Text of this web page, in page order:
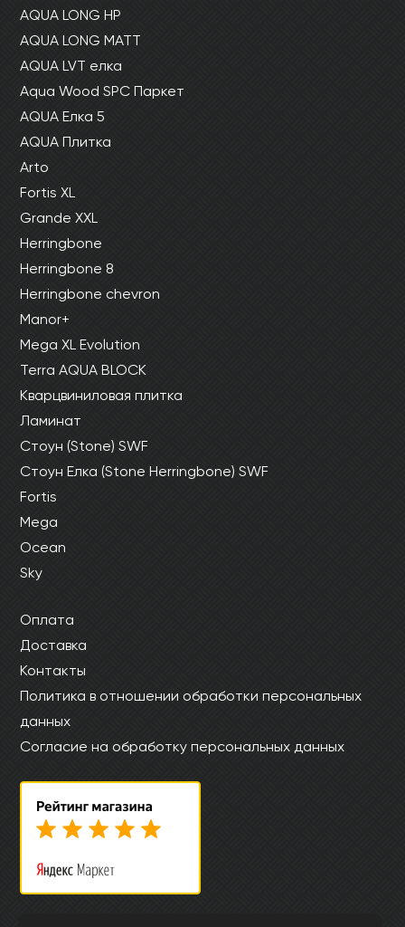
AQUA LONG HP
AQUA LONG MATT
AQUA LVT елка
Aqua Wood SPC Паркет
AQUA Елка 5
AQUA Плитка
Arto
Fortis XL
Grande XXL
Herringbone
Herringbone 8
Herringbone chevron
Manor+
Mega XL Evolution
Terra AQUA BLOCK
Кварцвиниловая плитка
Ламинат
Стоун (Stone) SWF
Стоун Елка (Stone Herringbone) SWF
Fortis
Mega
Ocean
Sky
Оплата
Доставка
Контакты
Политика в отношении обработки персональных
данных
Согласие на обработку персональных данных